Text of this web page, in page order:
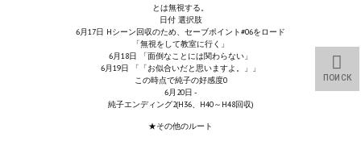
PC Otome VN
とは無視する。
日付 選択肢
6月17日 Hシーン回収のため、セーブポイント#06をロード
「無視をして教室に行く」
6月18日 「面倒なことには関わらない」
6月19日 「「お似合いだと思いますよ。」」
この時点で純子の好感度0
6月20日 -
純子エンディング2(H36、H40～H48回収)
★その他のルート
ПОИСК